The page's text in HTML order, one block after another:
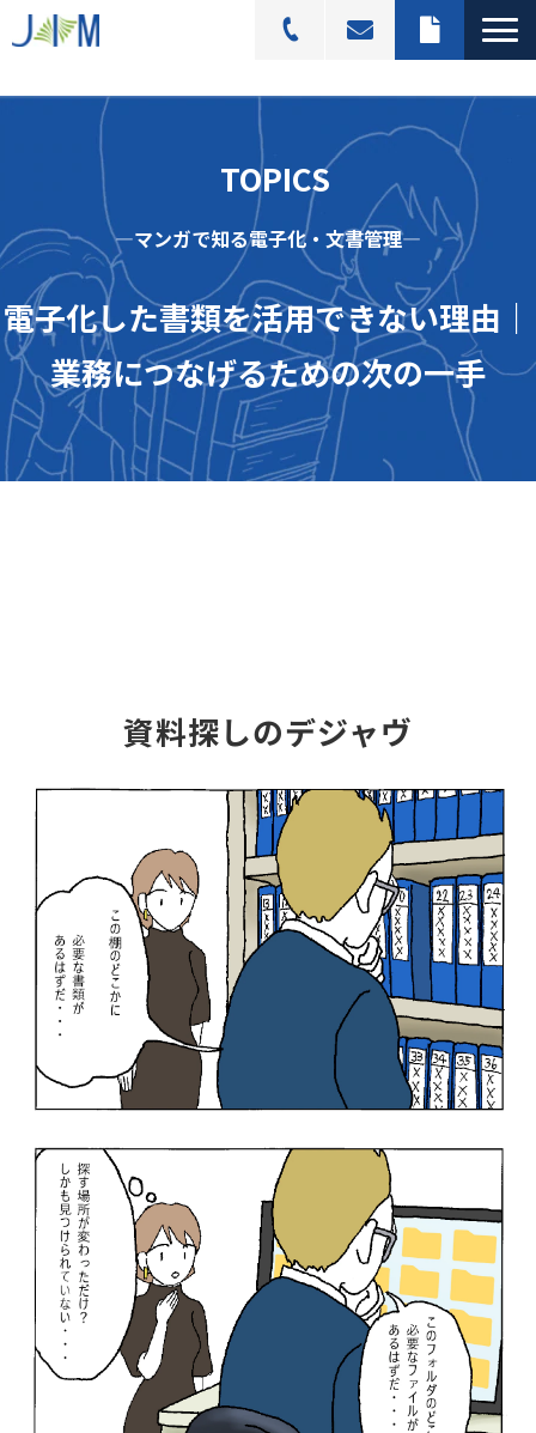
スキャニングサービス
活用シーン
導入事例
料金プラン
よくあるご質問
ブログ記事一覧
  TOPICS
―マンガで知る電子化・文書管理―
電子化した書類を活用できない理由｜
業務につなげるための次の一手
資料探しのデジャヴ